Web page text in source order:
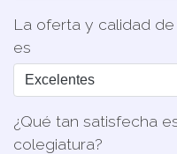
La oferta y calidad
es
¿Qué tan satisfecha
colegiatura?